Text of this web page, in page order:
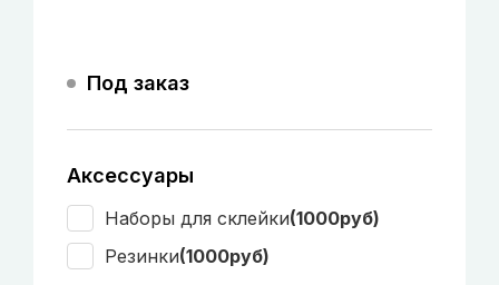
Под заказ
Аксессуары
Наборы для склейки(1000руб)
Резинки(1000руб)